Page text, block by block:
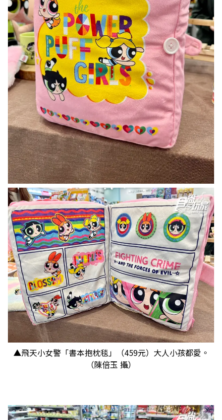
▲飛天小女警「書本抱枕毯」（459元）大人小孩都愛。
（陳倍玉 攝）